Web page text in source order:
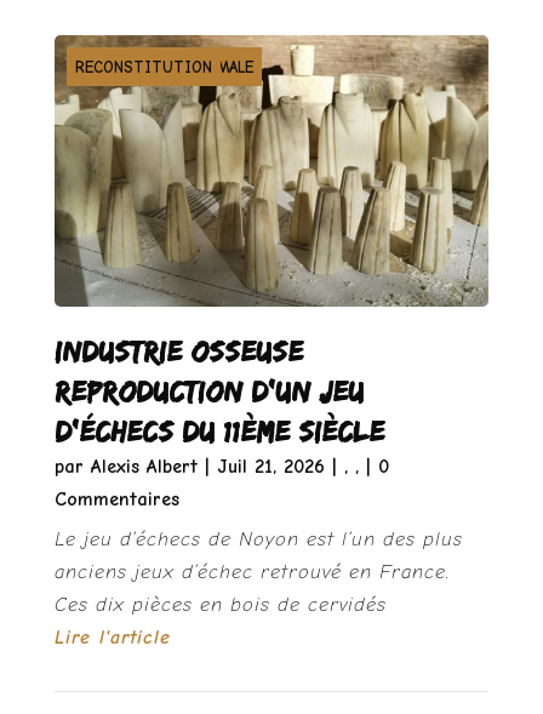
Industrie osseuse :
reproduction d’un jeu
d’échecs du 11ème siècle
par Alexis Albert| Juil 21, 2026
MATIÈRE DURE ANIMALE
,
MOYEN-ÂGE
,
RECONSTITUTION
| 0
Commentaires
Le jeu d’échecs de Noyon est l’un des plus
anciens jeux d’échec retrouvé en France.
Ces dix pièces en bois de cervidés
Lire l'article